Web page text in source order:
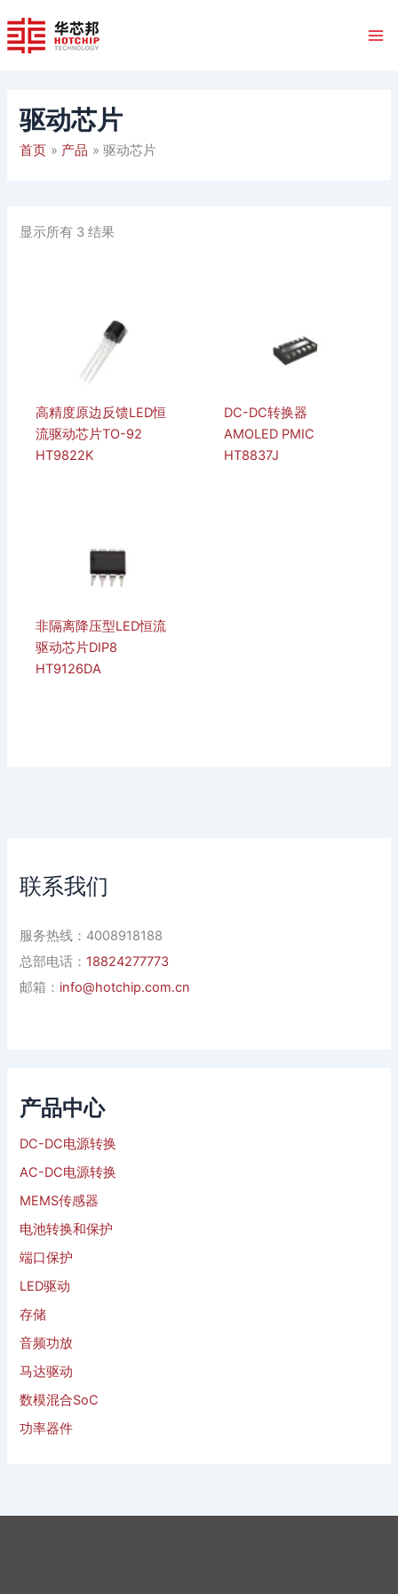
至
内
联系我们
服务热线：4008918188
总部电话：18824277773
邮箱： info@hotchip.com.cn
产品中心
DC-DC电源转换
AC-DC电源转换
MEMS传感器
电池转换和保护
端口保护
LED驱动
存储
音频功放
马达驱动
数模混合SoC
功率器件
驱动芯片
首页 产品 驱动芯片
显示所有 3 结果
高精度原边反馈LED恒
流驱动芯片TO-92
HT9822K
DC-DC转换器
AMOLED PMIC
HT8837J
非隔离降压型LED恒流
驱动芯片DIP8
HT9126DA